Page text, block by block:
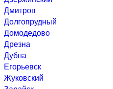
Дмитров
Долгопрудный
Домодедово
Дрезна
Дубна
Егорьевск
Жуковский